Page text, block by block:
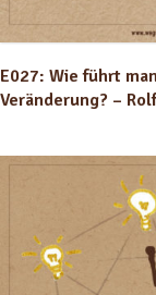
E027: Wie führt
Veränderung? –